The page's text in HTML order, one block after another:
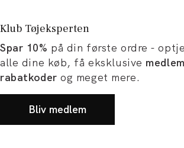
dit købog artikler
og karriere
Klub Tøjeksperten
Spar 10% på din første ordre -
alle dine køb, få eksklusive
rabatkoder og meget mere.
Bliv medlem